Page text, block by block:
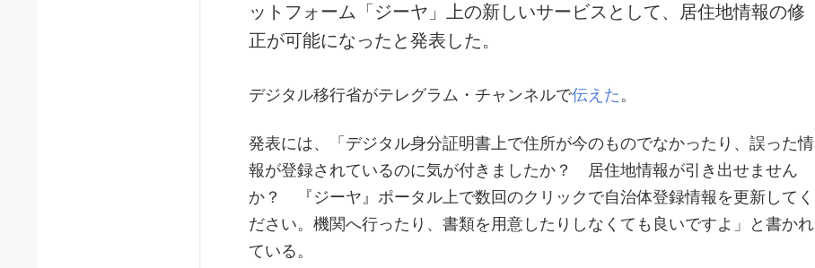
ットフォーム「ジーヤ」上の新しいサービスとして、居住地情報の修
正が可能になったと発表した。
デジタル移行省がテレグラム・チャンネルで伝えた 。
発表には、「デジタル身分証明書上で住所が今のものでなかったり、誤った情
報が登録されているのに気が付きましたか？ 居住地情報が引き出せません
か？ 『ジーヤ』ポータル上で数回のクリックで自治体登録情報を更新してく
ださい。機関へ行ったり、書類を用意したりしなくても良いですよ」と書かれ
ている。